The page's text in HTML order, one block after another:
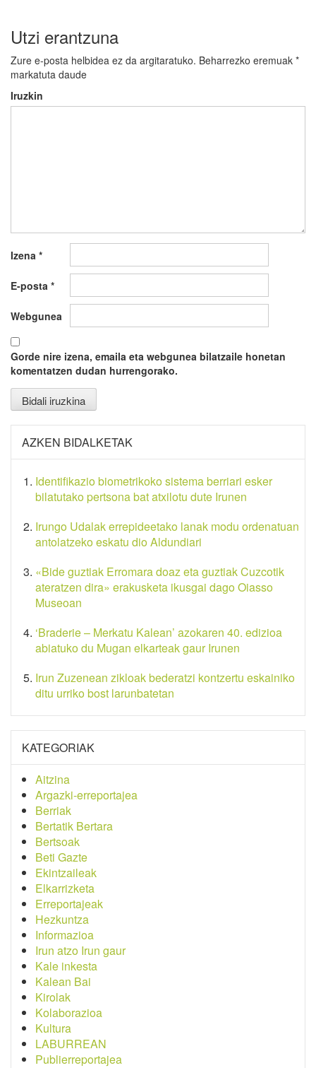
Utzi erantzuna
Zure e-posta helbidea ez da argitaratuko. Beharrezko eremuak *
markatuta daude
Iruzkin
Izena *
E-posta *
Webgunea
Gorde nire izena, emaila eta webgunea bilatzaile honetan
komentatzen dudan hurrengorako.
AZKEN BIDALKETAK
Identifikazio biometrikoko sistema berriari esker
bilatutako pertsona bat atxilotu dute Irunen
Irungo Udalak errepideetako lanak modu ordenatuan
antolatzeko eskatu dio Aldundiari
«Bide guztiak Erromara doaz eta guztiak Cuzcotik
ateratzen dira» erakusketa ikusgai dago Oiasso
Museoan
‘Braderie – Merkatu Kalean’ azokaren 40. edizioa
abiatuko du Mugan elkarteak gaur Irunen
Irun Zuzenean zikloak bederatzi kontzertu eskainiko
ditu urriko bost larunbatetan
KATEGORIAK
Aitzina
Argazki-erreportajea
Berriak
Bertatik Bertara
Bertsoak
Beti Gazte
Ekintzaileak
Elkarrizketa
Erreportajeak
Hezkuntza
Informazioa
Irun atzo Irun gaur
Kale inkesta
Kalean Bai
Kirolak
Kolaborazioa
Kultura
LABURREAN
Publierreportajea